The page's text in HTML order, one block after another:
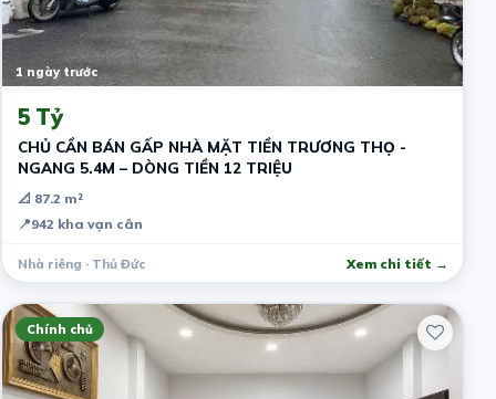
1 ngày trước
5 Tỷ
CHỦ CẦN BÁN GẤP NHÀ MẶT TIỀN TRƯƠNG THỌ -
NGANG 5.4M – DÒNG TIỀN 12 TRIỆU
📐 87.2 m²
📍942 kha vạn cân
Nhà riêng · Thủ Đức Xem chi tiết →
Chính chủ